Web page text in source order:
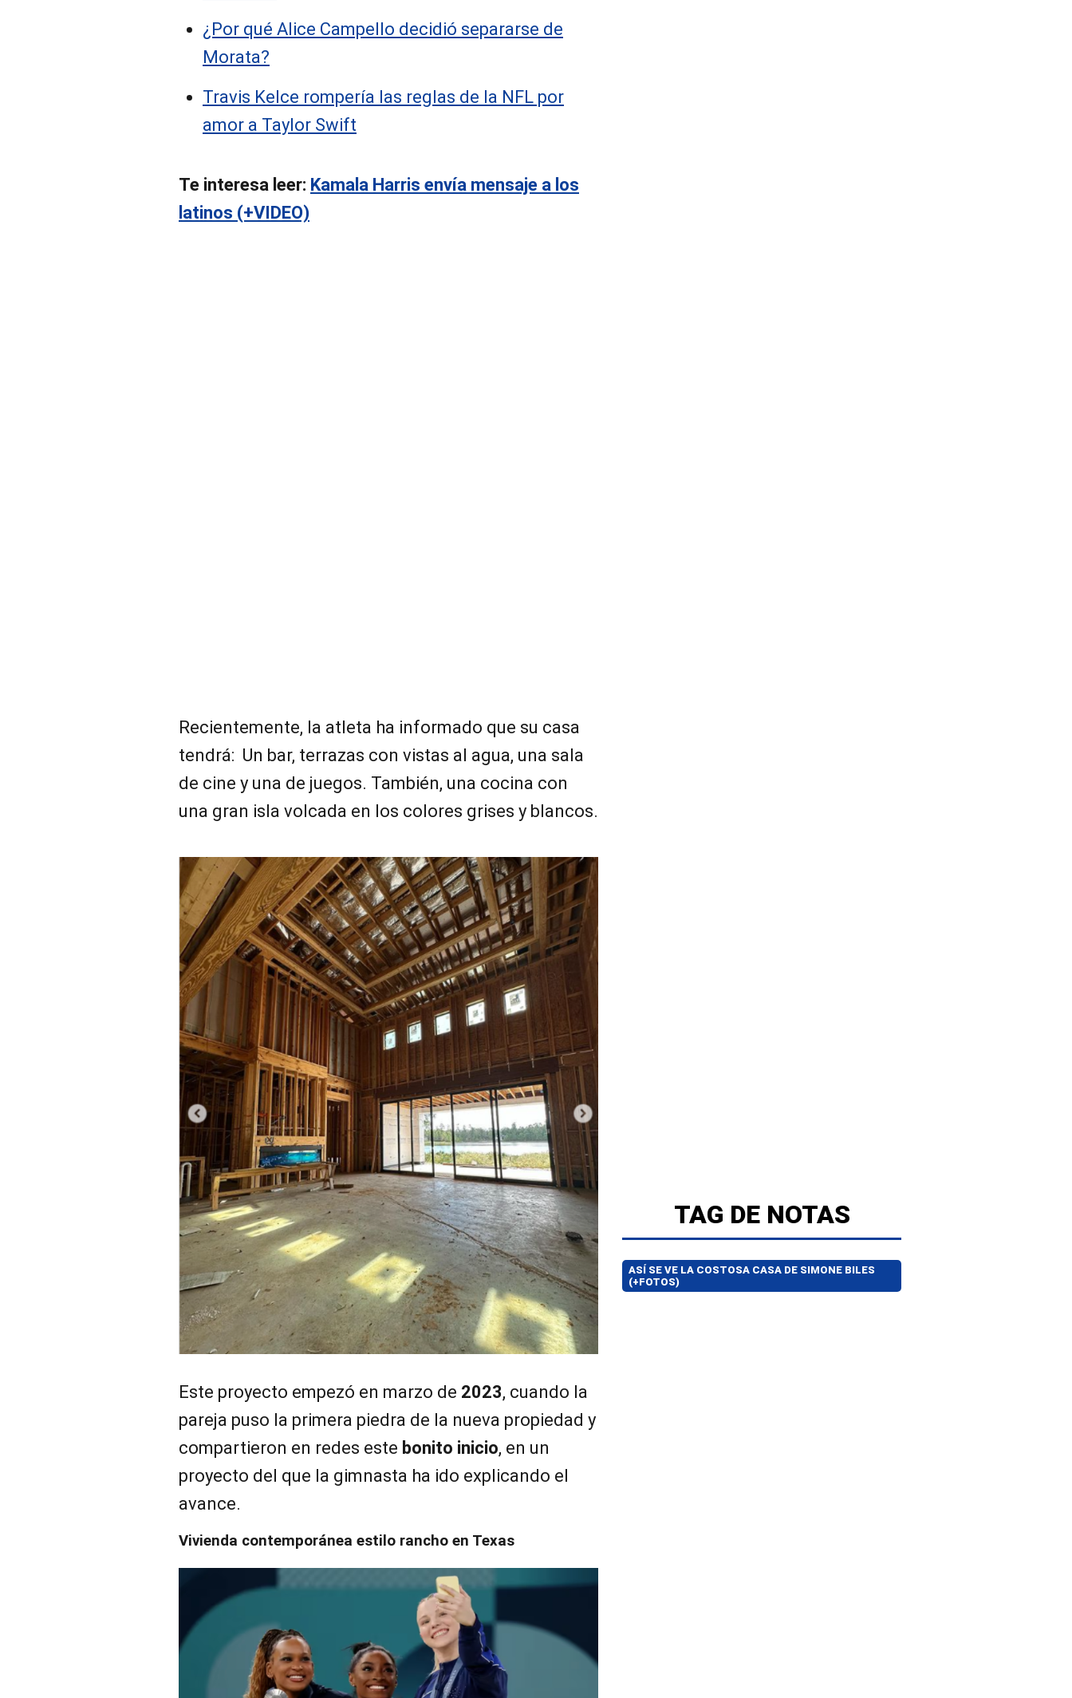
¿Por qué Alice Campello decidió separarse de
Morata?
Travis Kelce rompería las reglas de la NFL por
amor a Taylor Swift
Te interesa leer: Kamala Harris envía mensaje a los
latinos (+VIDEO)
Recientemente, la atleta ha informado que su casa
tendrá: Un bar, terrazas con vistas al agua, una sala
de cine y una de juegos. También, una cocina con
una gran isla volcada en los colores grises y blancos.
Este proyecto empezó en marzo de 2023, cuando la
pareja puso la primera piedra de la nueva propiedad y
compartieron en redes este bonito inicio, en un
proyecto del que la gimnasta ha ido explicando el
avance.
Vivienda contemporánea estilo rancho en Texas
TAG DE NOTAS
ASÍ SE VE LA COSTOSA CASA DE SIMONE BILES
(+FOTOS)